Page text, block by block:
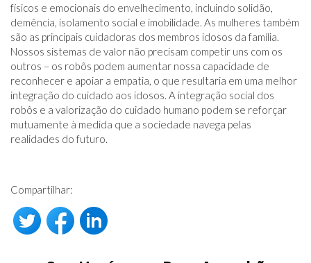
físicos e emocionais do envelhecimento, incluindo solidão,
demência, isolamento social e imobilidade. As mulheres também
são as principais cuidadoras dos membros idosos da família.
Nossos sistemas de valor não precisam competir uns com os
outros – os robôs podem aumentar nossa capacidade de
reconhecer e apoiar a empatia, o que resultaria em uma melhor
integração do cuidado aos idosos. A integração social dos
robôs e a valorização do cuidado humano podem se reforçar
mutuamente à medida que a sociedade navega pelas
realidades do futuro.
Compartilhar: